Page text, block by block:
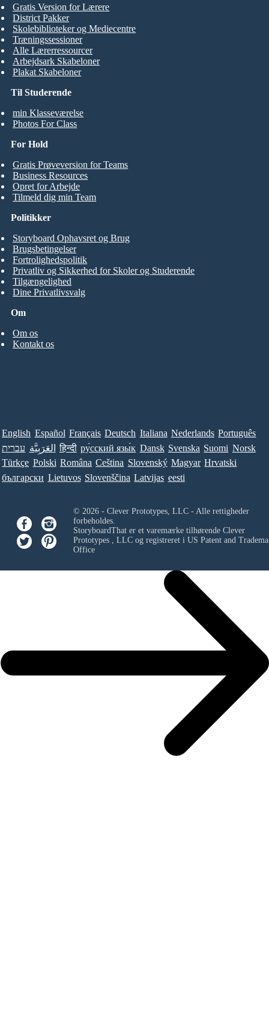
Til Studerende
min Klasseværelse
Photos For Class
Gratis Version for Lærere
District Pakker
Skolebiblioteker og Mediecentre
Træningssessioner
Alle Lærerressourcer
Arbejdsark Skabeloner
Plakat Skabeloner
For Hold
Gratis Prøveversion for Teams
Business Resources
Opret for Arbejde
Tilmeld dig min Team
Om
Om os
Kontakt os
Politikker
Storyboard Ophavsret og Brug
Brugsbetingelser
Fortrolighedspolitik
Privatliv og Sikkerhed for Skoler og Studerende
Tilgængelighed
Dine Privatlivsvalg
English Español Français Deutsch Italiana Nederlands Português
עברית العَرَبِيَّة हिन्दी ру́сский язы́к Dansk Svenska Suomi Norsk
Türkçe Polski Româna Ceština Slovenský Magyar Hrvatski
български Lietuvos Slovenščina Latvijas eesti
© 2026 - Clever Prototypes, LLC - Alle rettigheder
forbeholdes.
StoryboardThat er et varemærke tilhørende Clever
Prototypes , LLCog registreret i US Patent and
Office